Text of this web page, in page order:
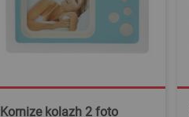
Kornize kolazh 2 foto